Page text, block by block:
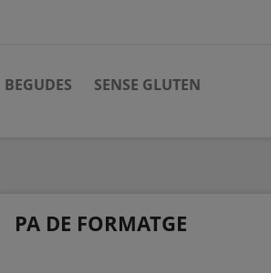
BEGUDES SENSE GLUTEN
PA DE FORMATGE